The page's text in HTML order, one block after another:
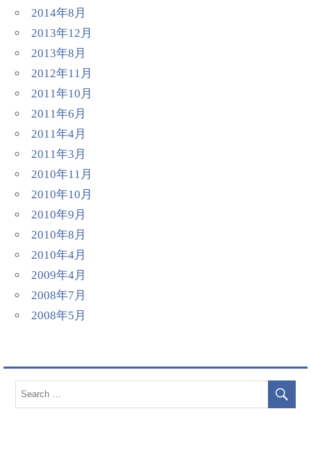
2014年8月
2013年12月
2013年8月
2012年11月
2011年10月
2011年6月
2011年4月
2011年3月
2010年11月
2010年10月
2010年9月
2010年8月
2010年4月
2009年4月
2008年7月
2008年5月